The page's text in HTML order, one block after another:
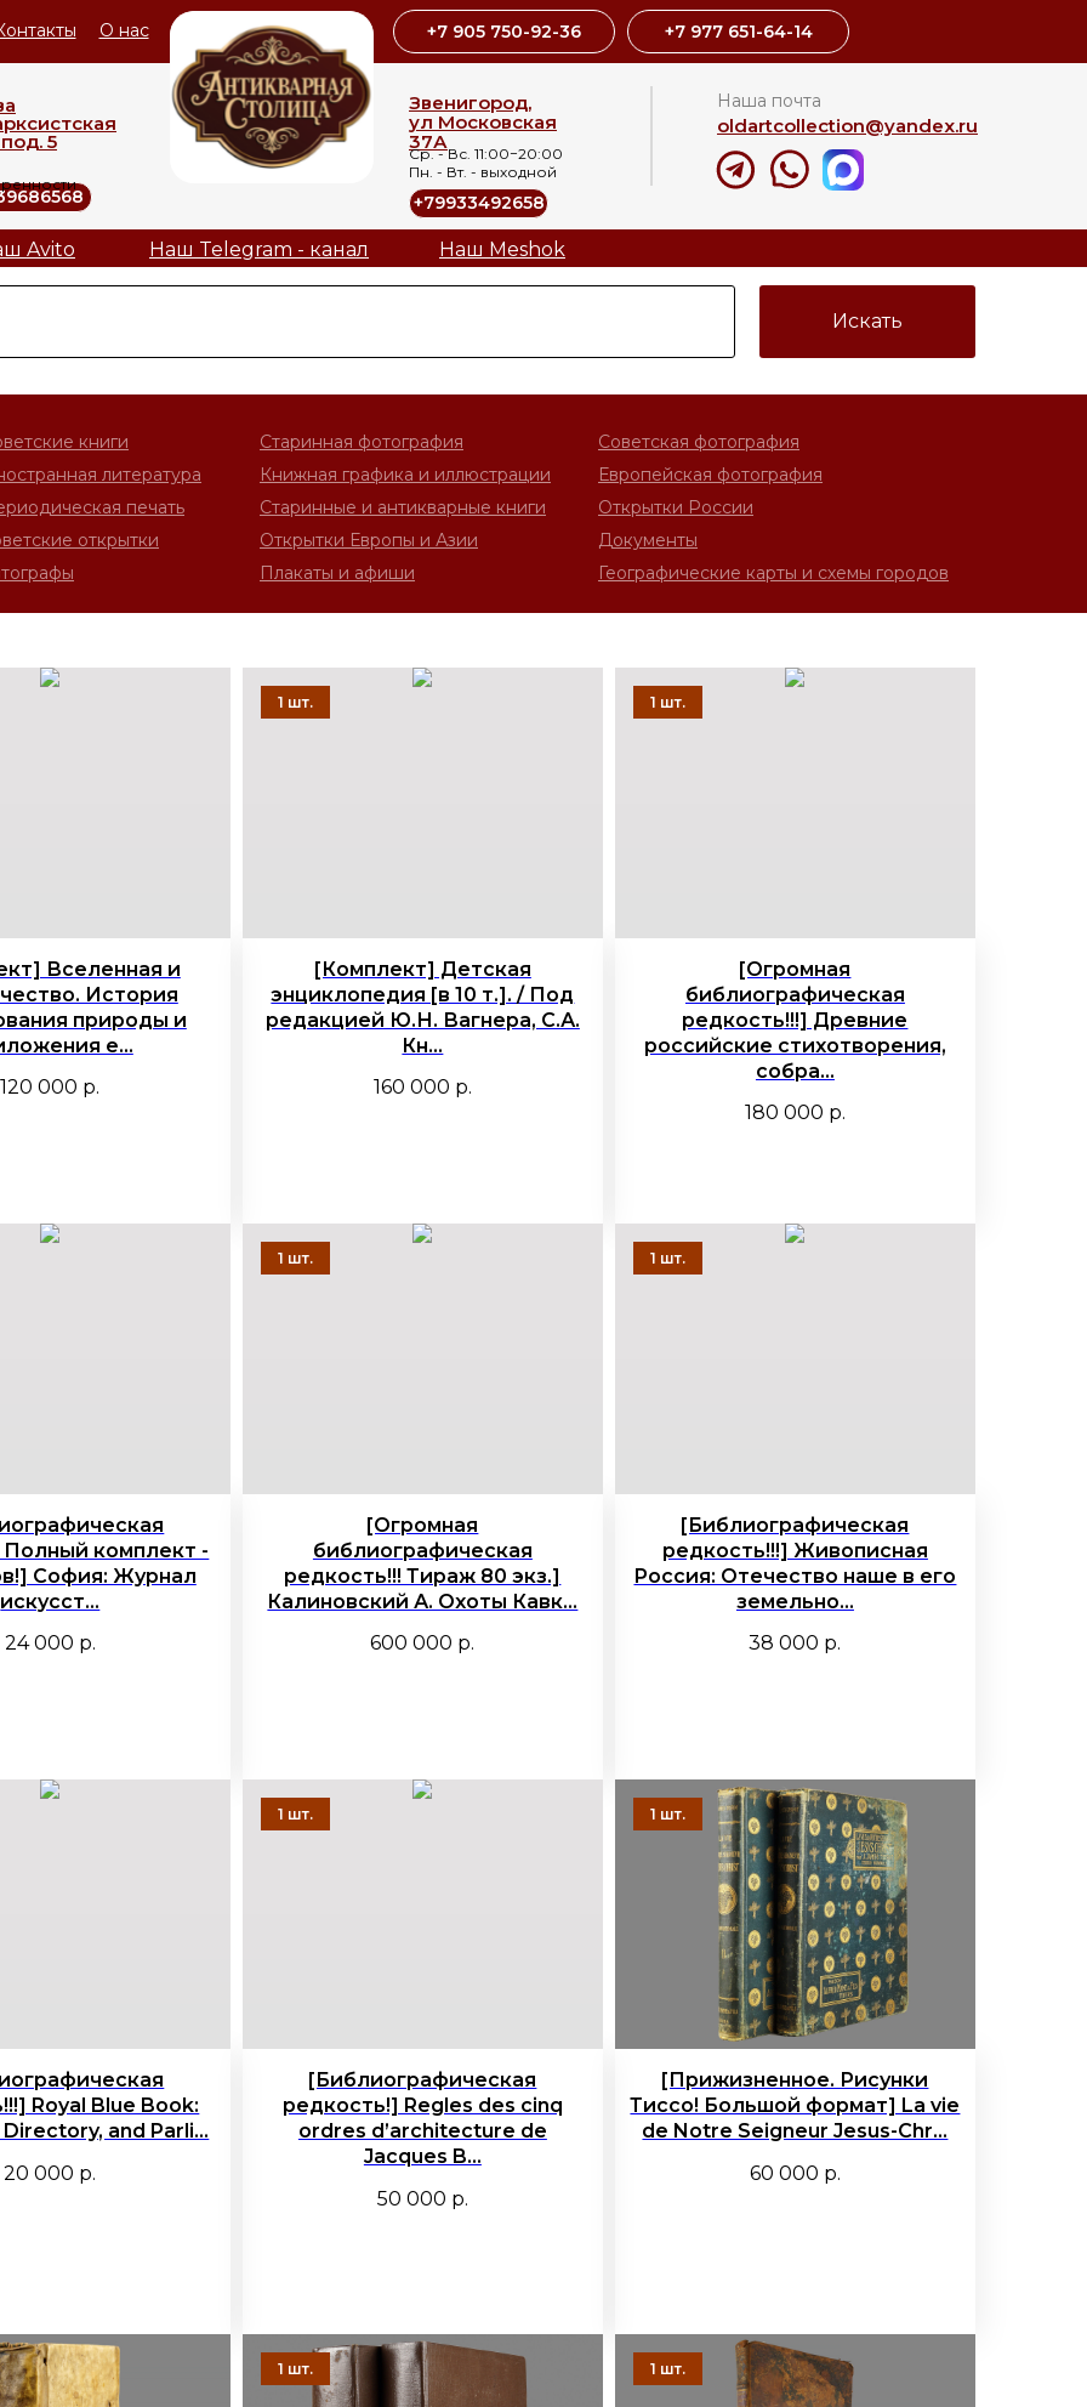
Наша почта
О нас
oldartcollection@yandex.ru
Звенигород,
ул Московская
37А
Ср. - Вс. 11:00−20:00
Пн. - Вт. - выходной
5
+7 977 651-64-14
+79933492658
+7 905 750-92-36
Наш Meshok
Avito Наш Telegram - канал
Искать
книги
литература
Открытки России
Европейская фотография
Советская фотография
Старинные и антикварные книги
Книжная графика и иллюстрации
Старинная фотография
Документы
Плакаты и афиши Географические карты и схемы городов
Открытки Европы и Азии
открытки
печать
Вселенная и
История
природы и
е...
120 000 р.
[Комплект] Детская
энциклопедия [в 10 т.]. / Под
редакцией Ю.Н. Вагнера, С.А.
Кн...
160 000 р.
[Огромная
библиографическая
редкость!!!] Древние
российские стихотворения,
собра...
180 000 р.
Полный комплект -
София: Журнал
искусст...
24 000 р.
[Огромная
библиографическая
редкость!!! Тираж 80 экз.]
Калиновский А. Охоты Кавк...
600 000 р.
[Библиографическая
редкость!!!] Живописная
Россия: Отечество наше в его
земельно...
38 000 р.
Royal Blue Book:
and Parli...
20 000 р.
[Библиографическая
редкость!] Regles des cinq
ordres d’architecture de
Jacques B...
50 000 р.
[Прижизненное. Рисунки
Тиссо! Большой формат] La vie
de Notre Seigneur Jesus-Chr...
60 000 р.